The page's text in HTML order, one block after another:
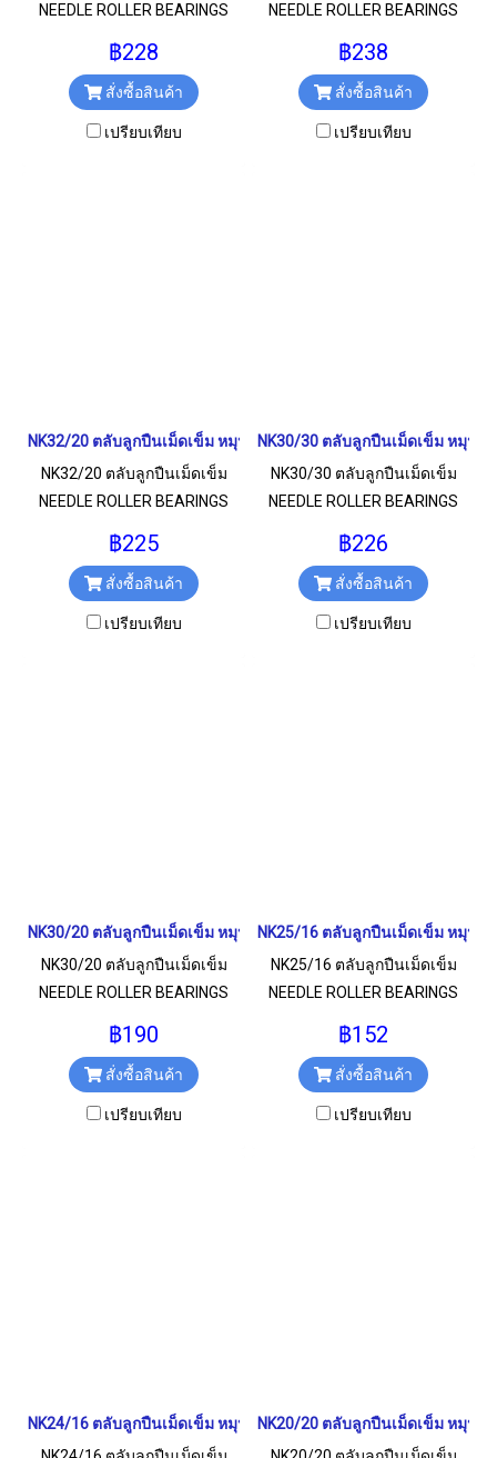
NEEDLE ROLLER BEARINGS
อุตสาหกรรมทั่วไป ขนาด
42x52x20 มม.
฿228
สั่งซื้อสินค้า
เปรียบเทียบ
NEEDLE ROLLER BEARINGS
อุตสาหกรรมทั่วไป ขนาด
35x45x30 มม.
฿238
สั่งซื้อสินค้า
เปรียบเทียบ
NK32/20 ตลับลูกปืนเม็ดเข็ม หมุนสองทาง NEEDLE ROLLER
NK32/20 ตลับลูกปืนเม็ดเข็ม
NEEDLE ROLLER BEARINGS
อุตสาหกรรมทั่วไป ขนาด
32x42x20 มม.
฿225
สั่งซื้อสินค้า
เปรียบเทียบ
NK30/30 ตลับลูกปืนเม็ดเข็ม หมุนสอ
NK30/30 ตลับลูกปืนเม็ดเข็ม
NEEDLE ROLLER BEARINGS
อุตสาหกรรมทั่วไป ขนาด
30x40x30 มม.
฿226
สั่งซื้อสินค้า
เปรียบเทียบ
NK30/20 ตลับลูกปืนเม็ดเข็ม หมุนสองทาง NEEDLE ROLLER
NK30/20 ตลับลูกปืนเม็ดเข็ม
NEEDLE ROLLER BEARINGS
อุตสาหกรรมทั่วไป ขนาด
30x40x20 มม.
฿190
สั่งซื้อสินค้า
เปรียบเทียบ
NK25/16 ตลับลูกปืนเม็ดเข็ม หมุนสอ
NK25/16 ตลับลูกปืนเม็ดเข็ม
NEEDLE ROLLER BEARINGS
อุตสาหกรรมทั่วไป ขนาด
25x33x16 มม.
฿152
สั่งซื้อสินค้า
เปรียบเทียบ
NK24/16 ตลับลูกปืนเม็ดเข็ม หมุนสองทาง NEEDLE ROLLER
NK20/20 ตลับลูกปืนเม็ดเข็ม หมุนสอ